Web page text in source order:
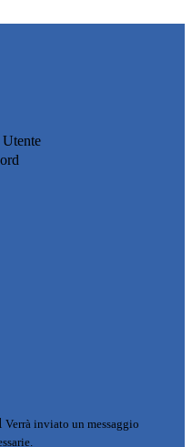
Verrà inviato un messaggio